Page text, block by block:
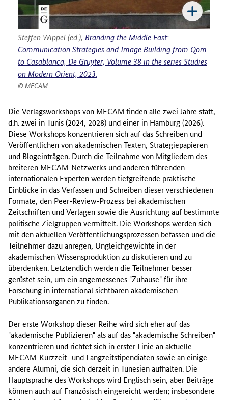
Steffen Wippel (ed.), Branding the Middle East:
Communication Strategies and Image Building from Qom
to Casablanca, De Gruyter, Volume 38 in the series Studies
on Modern Orient, 2023.
MECAM
Die Verlagsworkshops von MECAM finden alle zwei Jahre statt,
d.h. zwei in Tunis (2024, 2028) und einer in Hamburg (2026).
Diese Workshops konzentrieren sich auf das Schreiben und
Veröffentlichen von akademischen Texten, Strategiepapieren
und Blogeinträgen. Durch die Teilnahme von Mitgliedern des
breiteren MECAM-Netzwerks und anderen führenden
internationalen Experten werden tiefgreifende praktische
Einblicke in das Verfassen und Schreiben dieser verschiedenen
Formate, den Peer-Review-Prozess bei akademischen
Zeitschriften und Verlagen sowie die Ausrichtung auf bestimmte
politische Zielgruppen vermittelt. Die Workshops werden sich
mit den aktuellen Veröffentlichungsprozessen befassen und die
Teilnehmer dazu anregen, Ungleichgewichte in der
akademischen Wissensproduktion zu diskutieren und zu
überdenken. Letztendlich werden die Teilnehmer besser
gerüstet sein, um ein angemessenes "Zuhause" für ihre
Forschung in international sichtbaren akademischen
Publikationsorganen zu finden.
Der erste Workshop dieser Reihe wird sich eher auf das
"akademische Publizieren" als auf das "akademische Schreiben"
konzentrieren und richtet sich in erster Linie an aktuelle
MECAM-Kurzzeit- und Langzeitstipendiaten sowie an einige
andere Alumni, die sich derzeit in Tunesien aufhalten. Die
Hauptsprache des Workshops wird Englisch sein, aber Beiträge
können auch auf Französisch eingereicht werden; insbesondere